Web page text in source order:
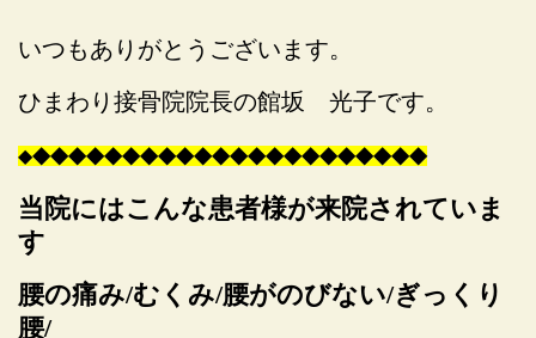
いつもありがとうございます。
ひまわり接骨院院長の館坂 光子です。
◆◆◆◆◆◆◆◆◆◆◆◆◆◆◆◆◆◆◆◆◆◆◆
当院にはこんな患者様が来院されていま
す
腰の痛み/むくみ/腰がのびない/ぎっくり
腰/